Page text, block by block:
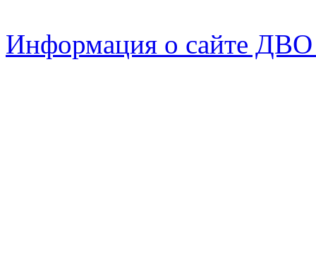
Информация о сайте